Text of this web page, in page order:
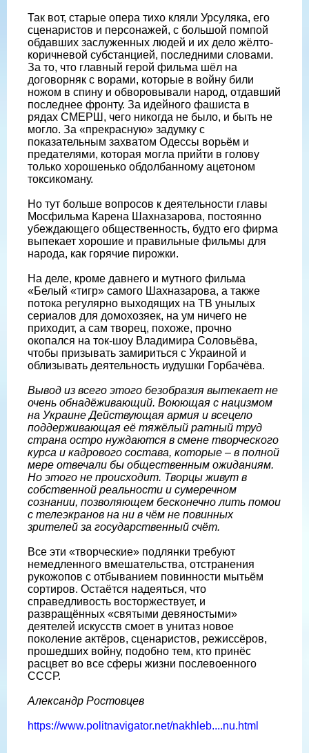
Так вот, старые опера тихо кляли Урсуляка, его
сценаристов и персонажей, с большой помпой
обдавших заслуженных людей и их дело жёлто-
коричневой субстанцией, последними словами.
За то, что главный герой фильма шёл на
договорняк с ворами, которые в войну били
ножом в спину и обворовывали народ, отдавший
последнее фронту. За идейного фашиста в
рядах СМЕРШ, чего никогда не было, и быть не
могло. За «прекрасную» задумку с
показательным захватом Одессы ворьём и
предателями, которая могла прийти в голову
только хорошенько обдолбанному ацетоном
токсикоману.
Но тут больше вопросов к деятельности главы
Мосфильма Карена Шахназарова, постоянно
убеждающего общественность, будто его фирма
выпекает хорошие и правильные фильмы для
народа, как горячие пирожки.
На деле, кроме давнего и мутного фильма
«Белый «тигр» самого Шахназарова, а также
потока регулярно выходящих на ТВ унылых
сериалов для домохозяек, на ум ничего не
приходит, а сам творец, похоже, прочно
окопался на ток-шоу Владимира Соловьёва,
чтобы призывать замириться с Украиной и
облизывать деятельность иудушки Горбачёва.
Вывод из всего этого безобразия вытекает не
очень обнадёживающий. Воюющая с нацизмом
на Украине Действующая армия и всецело
поддерживающая её тяжёлый ратный труд
страна остро нуждаются в смене творческого
курса и кадрового состава, которые – в полной
мере отвечали бы общественным ожиданиям.
Но этого не происходит. Творцы живут в
собственной реальности и сумеречном
сознании, позволяющем бесконечно лить помои
с телеэкранов на ни в чём не повинных
зрителей за государственный счёт.
Все эти «творческие» подлянки требуют
немедленного вмешательства, отстранения
рукожопов с отбыванием повинности мытьём
сортиров. Остаётся надеяться, что
справедливость восторжествует, и
развращённых «святыми девяностыми»
деятелей искусств смоет в унитаз новое
поколение актёров, сценаристов, режиссёров,
прошедших войну, подобно тем, кто принёс
расцвет во все сферы жизни послевоенного
СССР.
Александр Ростовцев
https://www.politnavigator.net/nakhleb....nu.html